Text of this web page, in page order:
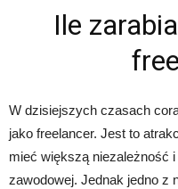
Ile
W dzisiejszych czasach
jako freelancer. Jest to
mieć większą niezależność
zawodowej. Jednak jedno z